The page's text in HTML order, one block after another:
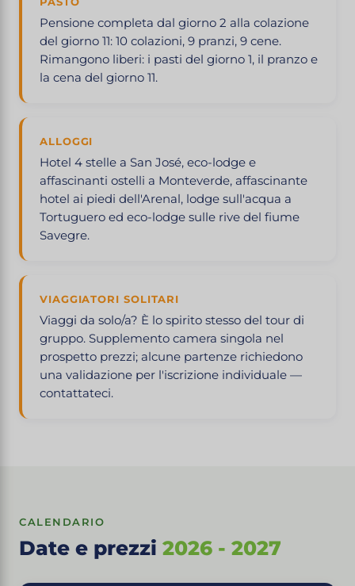
Pensione completa dal giorno 2 alla colazione
del giorno 11: 10 colazioni, 9 pranzi, 9 cene.
Rimangono liberi: i pasti del giorno 1, il pranzo e
la cena del giorno 11.
ALLOGGI
Hotel 4 stelle a San José, eco-lodge e
affascinanti ostelli a Monteverde, affascinante
hotel ai piedi dell'Arenal, lodge sull'acqua a
Tortuguero ed eco-lodge sulle rive del fiume
Savegre.
VIAGGIATORI SOLITARI
Viaggi da solo/a? È lo spirito stesso del tour di
gruppo. Supplemento camera singola nel
prospetto prezzi; alcune partenze richiedono
una validazione per l'iscrizione individuale —
contattateci.
CALENDARIO
Date e prezzi 2026 - 2027